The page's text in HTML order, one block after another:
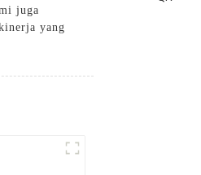
juga
yang